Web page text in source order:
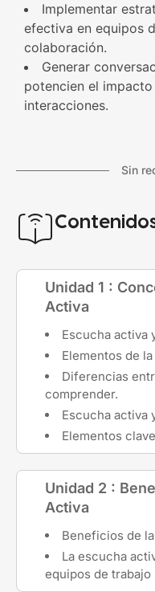
Implementar
efectiva en equipos
colaboración.
Generar
potencien el
interacciones.
Sin
Unidad 1 :
Activa
Escucha activa
Elementos de
Diferencias
comprender.
Escucha activa
Elementos
Unidad 2 :
Activa
Beneficios de
La escucha
equipos de trabajo